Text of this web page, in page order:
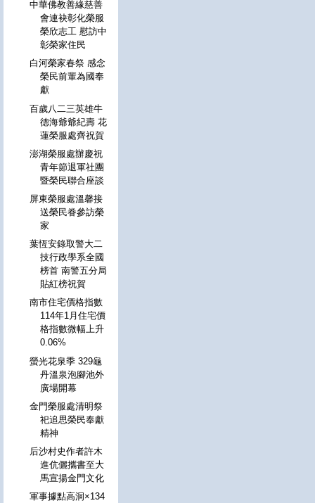
中華佛教善緣慈善
會連袂彰化榮服
榮欣志工 慰訪中
彰榮家住民
白河榮家春祭 感念
榮民前輩為國奉
獻
百歲八二三英雄牛
德海爺爺紀壽 花
蓮榮服處齊祝賀
澎湖榮服處辦慶祝
青年節退軍社團
暨榮民聯合座談
屏東榮服處溫馨接
送榮民眷參訪榮
家
葉恆安錄取警大二
技行政學系全國
榜首 南警五分局
貼紅榜祝賀
南市住宅價格指數
114年1月住宅價
格指數微幅上升
0.06%
螢光花泉季 329龜
丹溫泉泡腳池外
廣場開幕
金門榮服處清明祭
祀追思榮民奉獻
精神
后沙村史作者許木
進伉儷攜書至大
馬宣揚金門文化
軍事據點高洞×134